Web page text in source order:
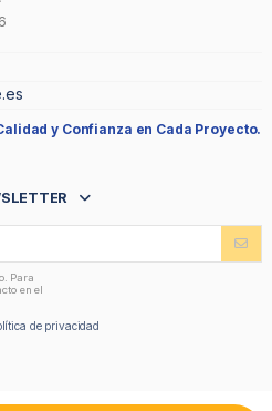
y Confianza en Cada Proyecto.
Para
en el
de privacidad